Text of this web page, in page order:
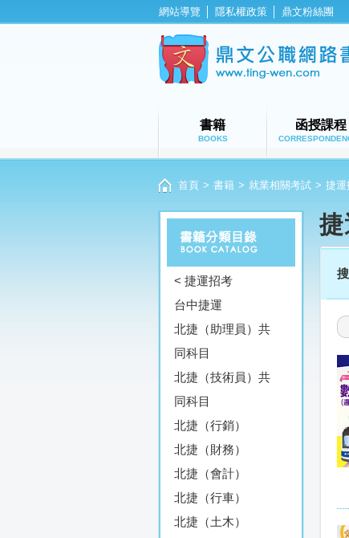
網站導覽 隱私權政策 鼎文粉絲團
書籍
BOOKS
函授課程
首頁 > 書籍 > 就業相關考試 > 捷運
< 捷運招考
台中捷運
北捷（助理員）共
同科目
北捷（技術員）共
同科目
北捷（行銷）
北捷（財務）
北捷（會計）
北捷（行車）
北捷（土木）
捷